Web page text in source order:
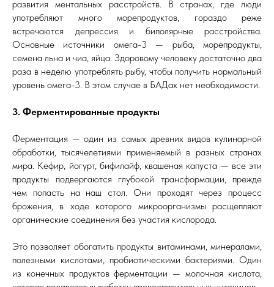
развития ментальных расстройств. В странах, где люди
употребляют много морепродуктов, гораздо реже
встречаются депрессия и биполярные расстройства.
Основные источники омега-3 — рыба, морепродукты,
семена льна и чиа, яйца. Здоровому человеку достаточно два
раза в неделю употреблять рыбу, чтобы получить нормальный
уровень омега-3. В этом случае в БАДах нет необходимости.
3. Ферментированные продукты
Ферментация — один из самых древних видов кулинарной
обработки, тысячелетиями применяемый в разных странах
мира. Кефир, йогурт, бифилайф, квашеная капуста — все эти
продукты подвергаются глубокой трансформации, прежде
чем попасть на наш стол. Они проходят через процесс
брожения, в ходе которого микроорганизмы расщепляют
органические соединения без участия кислорода.
Это позволяет обогатить продукты витаминами, минералами,
полезными кислотами, пробиотическими бактериями. Один
из конечных продуктов ферментации — молочная кислота,